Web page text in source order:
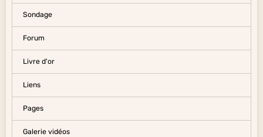
Sondage
Forum
Livre d'or
Liens
Pages
Galerie vidéos